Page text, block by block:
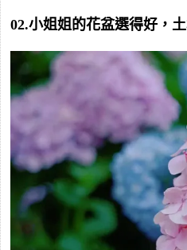
02.小姐姐的花盆選得好，